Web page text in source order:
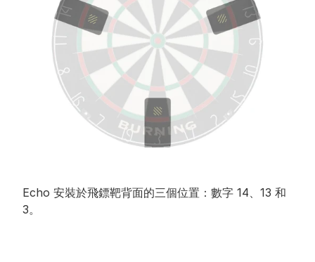
Echo 安裝於飛鏢靶背面的三個位置：數字 14、13 和
3。